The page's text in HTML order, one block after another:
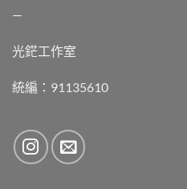
—
光鋩工作室
統編：91135610